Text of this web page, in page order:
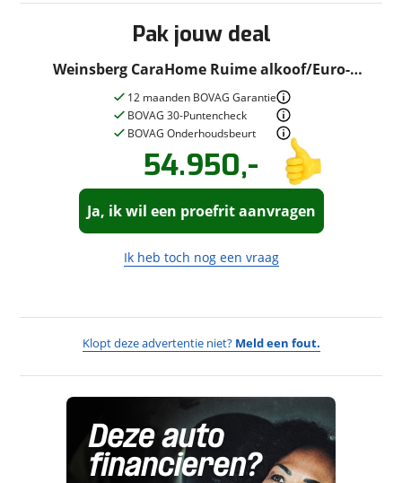
Ledig 2830kg max 3500kg
Rechtstreeks afkomstig van de 1e eigenaar
In nieuwstaat
Inclusief 6 maanden volledige garantie.
Pak jouw deal
Weinsberg CaraHome Ruime alkoof/Euro-
6/6.5m
12 maanden BOVAG Garantie
BOVAG 30-Puntencheck
BOVAG Onderhoudsbeurt
54.950,-
Ja, ik wil een proefrit aanvragen
Vraag eenproefrit
aan!
Taekema Campers neemt snel
contact met je op om een proefrit in
te plannen.
Jouw contactgegevens
Naam
E-mailadres
Ik heb toch nog een vraag
Stel eenvraag!
Taekema Campers neemt snel
contact met je op om je vraag te
beantwoorden.
Vraag
Naam
Klopt deze advertentie niet? Meld een fout.
Wat vervelend dat je een fout
hebt ontdekt.
Maar wat fijn dat je de moeite neemt om die te
melden. Dat komt de kwaliteit van onze
advertenties ten goede, dankjewel!